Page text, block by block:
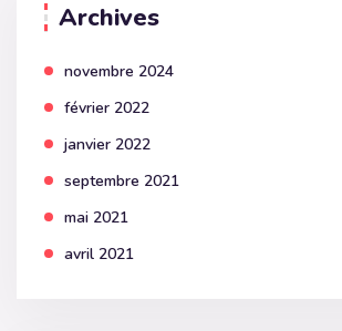
Archives
novembre 2024
février 2022
janvier 2022
septembre 2021
mai 2021
avril 2021